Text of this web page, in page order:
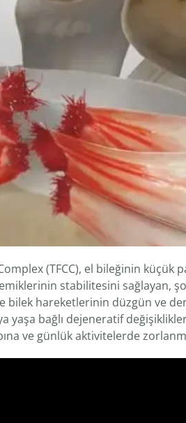
(TFCC), el bileğinin küçük
stabilitesini sağlayan,
bilek hareketlerinin düzgün ve
yaşa bağlı dejeneratif
ve günlük aktivitelerde